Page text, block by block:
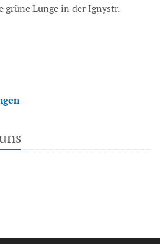
grüne Lunge in der Ignystr.